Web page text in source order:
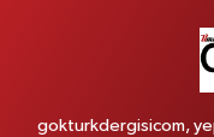
gokturkdergisicom,